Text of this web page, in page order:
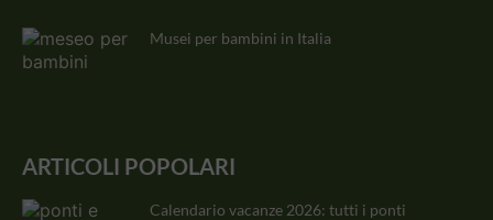
Musei per bambini in Italia
ARTICOLI POPOLARI
Calendario vacanze 2026: tutti i ponti